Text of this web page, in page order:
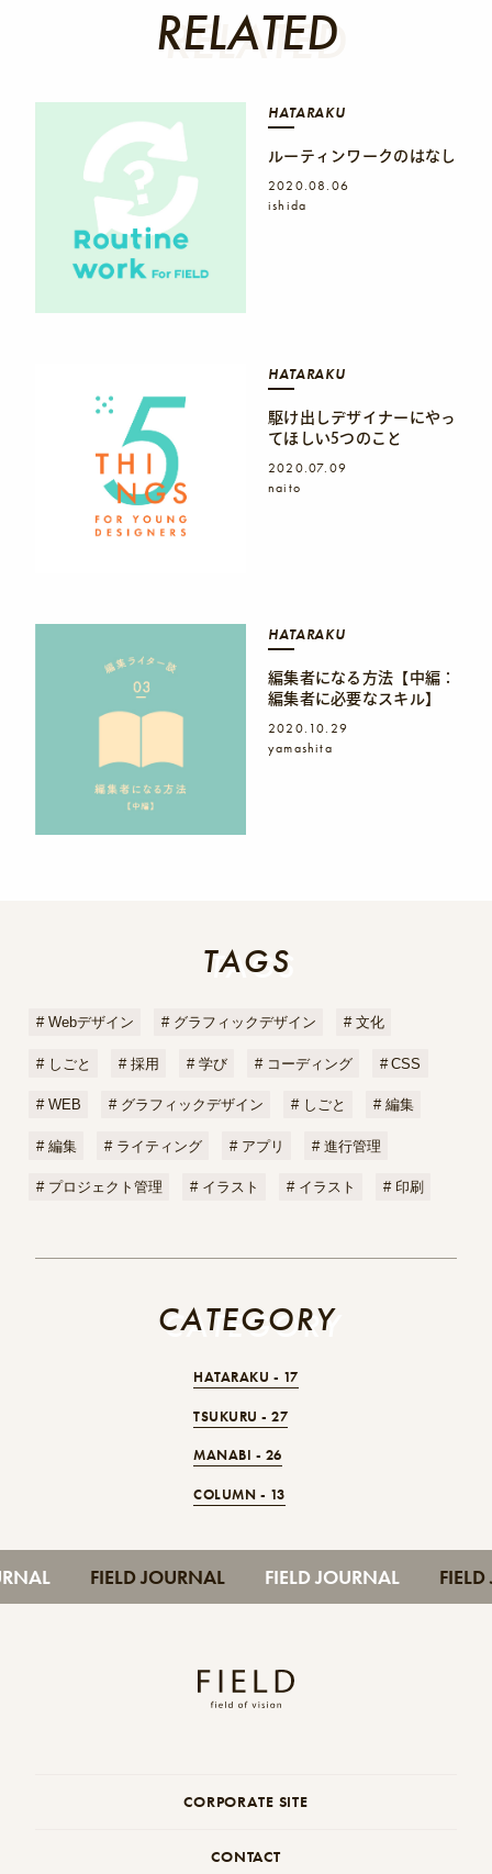
RELATED
RELATED
HATARAKU
ルーティンワークのはなし
2020.08.06
ishida
HATARAKU
駆け出しデザイナーにやっ
てほしい5つのこと
2020.07.09
naito
HATARAKU
編集者になる方法【中編：
編集者に必要なスキル】
2020.10.29
yamashita
TAGS
TAGS
Webデザイン グラフィックデザイン 文化
しごと 採用 学び コーディング CSS
WEB グラフィックデザイン しごと 編集
編集 ライティング アプリ 進行管理
プロジェクト管理 イラスト イラスト 印刷
CATEGORY
CATEGORY
HATARAKU - 17
TSUKURU -27
MANABI - 26
COLUMN - 13
FIELD JOURNAL FIELD JOURNAL
CORPORATE SITE
CONTACT